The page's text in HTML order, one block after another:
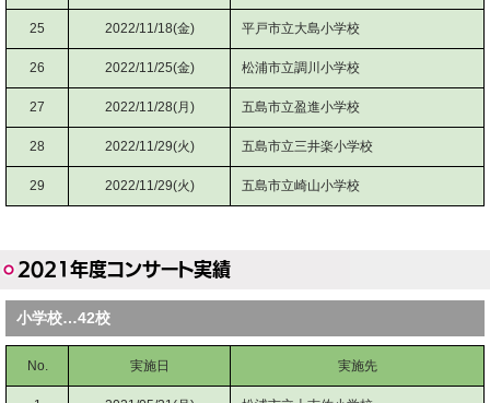
25 2022/11/18(金) 平戸市立大島小学校
26 2022/11/25(金) 松浦市立調川小学校
27 2022/11/28(月) 五島市立盈進小学校
28 2022/11/29(火) 五島市立三井楽小学校
29 2022/11/29(火) 五島市立崎山小学校
2021年度コンサート実績
小学校…42校
No. 実施日 実施先